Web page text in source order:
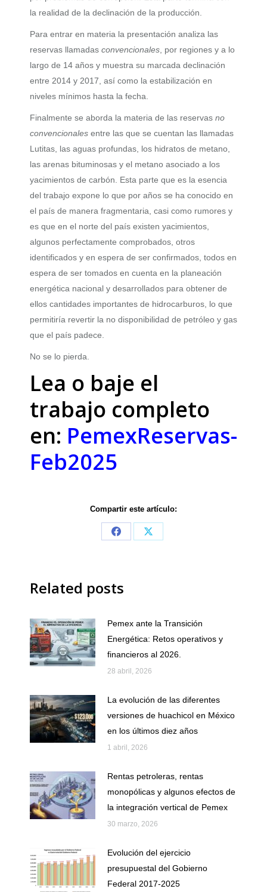
la realidad de la declinación de la producción.
Para entrar en materia la presentación analiza las
reservas llamadas convencionales, por regiones y a lo
largo de 14 años y muestra su marcada declinación
entre 2014 y 2017, así como la estabilización en
niveles mínimos hasta la fecha.
Finalmente se aborda la materia de las reservas no
convencionales entre las que se cuentan las llamadas
Lutitas, las aguas profundas, los hidratos de metano,
las arenas bituminosas y el metano asociado a los
yacimientos de carbón. Esta parte que es la esencia
del trabajo expone lo que por años se ha conocido en
el país de manera fragmentaria, casi como rumores y
es que en el norte del país existen yacimientos,
algunos perfectamente comprobados, otros
identificados y en espera de ser confirmados, todos en
espera de ser tomados en cuenta en la planeación
energética nacional y desarrollados para obtener de
ellos cantidades importantes de hidrocarburos, lo que
permitiría revertir la no disponibilidad de petróleo y gas
que el país padece.
No se lo pierda.
Lea o baje el
trabajo completo
en: PemexReservas-
Feb2025
Compartir este artículo:
Share
Share
Related posts
Pemex ante la Transición
Energética: Retos operativos y
financieros al 2026.
28 abril, 2026
La evolución de las diferentes
versiones de huachicol en México
en los últimos diez años
1 abril, 2026
Rentas petroleras, rentas
monopólicas y algunos efectos de
la integración vertical de Pemex
30 marzo, 2026
Evolución del ejercicio
presupuestal del Gobierno
Federal 2017-2025